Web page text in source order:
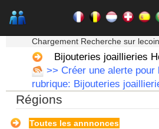
Chargement Recherche sur
Bijouteries joaillieries
>> Créer une alerte pour
rubrique: Bijouteries
Régions
Toutes les annnonces